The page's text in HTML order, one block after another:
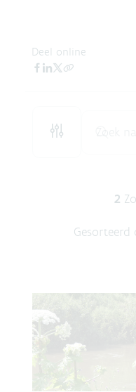
Deel online
2
Gesorteerd